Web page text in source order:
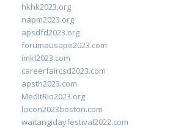
hkhk2023.org
napm2023.org
apsdfd2023.org
forumausape2023.com
imkl2023.com
careerfaircsd2023.com
apsth2023.com
MedItRio2023.org
lcicon2023boston.com
waitangidayfestival2022.com